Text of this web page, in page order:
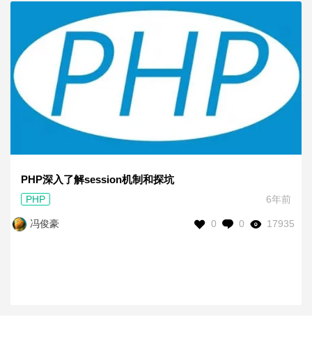
PHP深入了解session机制和探坑
PHP 6年前
冯俊豪 17935
0
0